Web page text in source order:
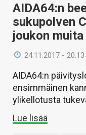
AIDA64:n
sukupolven
joukon
24.11.2017 - 20:13
AIDA64:n
ensimmäinen
ylikellotusta
Lue lisää